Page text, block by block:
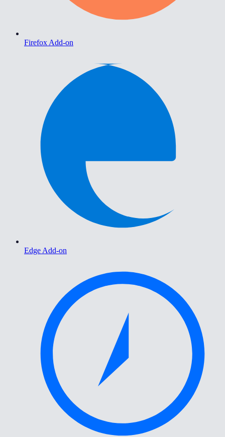
Firefox Add-on
Edge Add-on